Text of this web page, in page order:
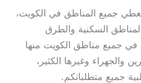
جميع المناطق في الكويت،
السكنية والطرق
في جميع مناطق الكويت منها
والجهراء وغيرها الكثير،
جميع متطلباتكم.